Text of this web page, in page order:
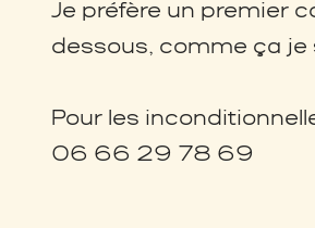
Je préfère un premier
dessous, comme ça je
Pour les
06 66 29 78 69